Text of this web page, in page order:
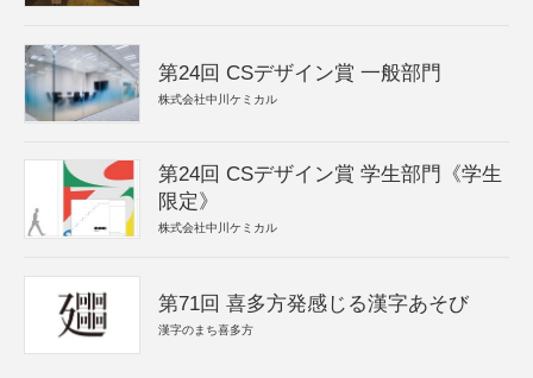
第24回 CSデザイン賞 一般部門
株式会社中川ケミカル
第24回 CSデザイン賞 学生部門《学生
限定》
株式会社中川ケミカル
第71回 喜多方発感じる漢字あそび
漢字のまち喜多方